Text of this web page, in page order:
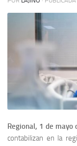
Regional, 1 de mayo
contabilizan en la